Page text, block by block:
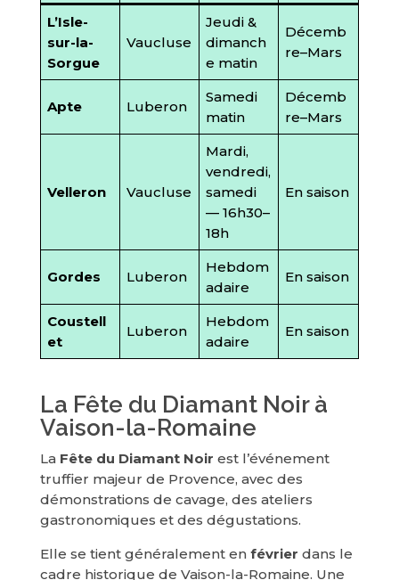
L’Isle-
sur-la-
Sorgue
Vaucluse
Jeudi &
dimanch
e matin
Décemb
re–Mars
Apte Luberon
Samedi
matin
Décemb
re–Mars
Velleron Vaucluse
Mardi,
vendredi,
samedi
— 16h30–
18h
En saison
Gordes Luberon
Hebdom
adaire
En saison
Coustell
et
Luberon
Hebdom
adaire
En saison
La Fête du Diamant Noir à
Vaison-la-Romaine
La Fête du Diamant Noir est l’événement
truffier majeur de Provence, avec des
démonstrations de cavage, des ateliers
gastronomiques et des dégustations.
Elle se tient généralement en février dans le
cadre historique de Vaison-la-Romaine. Une